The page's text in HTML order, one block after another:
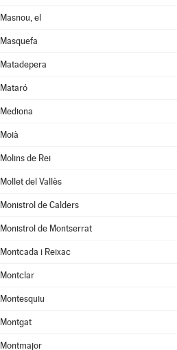
Masnou, el
Masquefa
Matadepera
Mataró
Mediona
Moià
Molins de Rei
Mollet del Vallès
Monistrol de Calders
Monistrol de Montserrat
Montcada i Reixac
Montclar
Montesquiu
Montgat
Montmajor